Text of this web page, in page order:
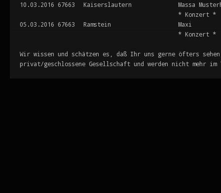
10.03.2016 67663 Kaiserslautern
Massa
* Konzert *
05.03.2016 67663 Ramstein
Maxi
* Konzert *
Wir wissen und schätzen es, daß Ihr uns gerne öfters
privat/geschlossene Gesellschaft und werden nicht mehr